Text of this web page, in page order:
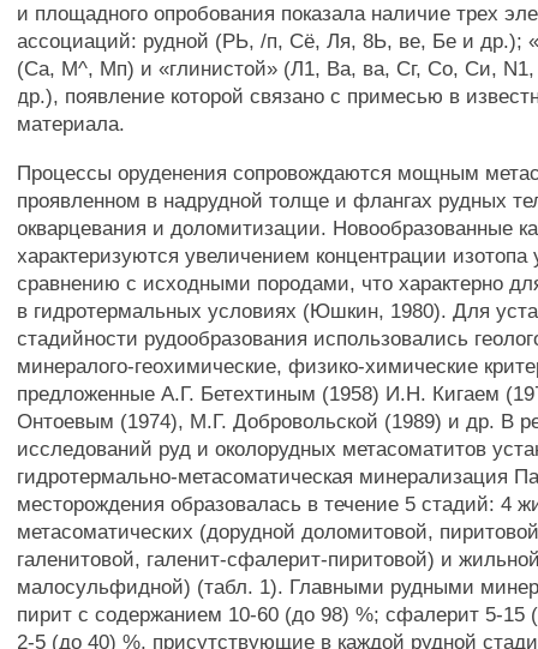
и площадного опробования показала наличие трех
ассоциаций: рудной (РЬ, /п, Сё, Ля, 8Ь, ве, Бе и др.);
(Са, М^, Мп) и «глинистой» (Л1, Ва, ва, Сг, Со, Си, N1,
др.), появление которой связано с примесью в
материала.
Процессы оруденения сопровождаются мощным
проявленном в надрудной толще и флангах рудных
окварцевания и доломитизации. Новообразованные
характеризуются увеличением концентрации изотопа
сравнению с исходными породами, что характерно
в гидротермальных условиях (Юшкин, 1980). Для
стадийности рудообразования использовались
минералого-геохимические, физико-химические
предложенные А.Г. Бетехтиным (1958) И.Н. Кигаем
Онтоевым (1974), М.Г. Добровольской (1989) и др. В
исследований руд и околорудных метасоматитов
гидротермально-метасоматическая минерализация
месторождения образовалась в течение 5 стадий: 4
метасоматических (дорудной доломитовой,
галенитовой, галенит-сфалерит-пиритовой) и
малосульфидной) (табл. 1). Главными рудными
пирит с содержанием 10-60 (до 98) %; сфалерит 5-15
2-5 (до 40) %, присутствующие в каждой рудной